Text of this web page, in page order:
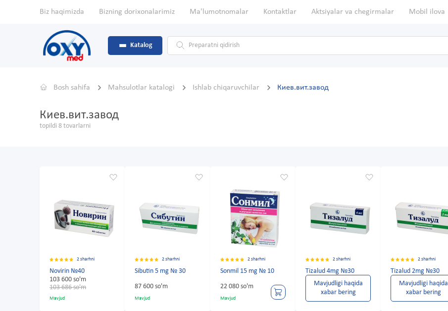
Biz haqimizda Bizning dorixonalarimiz Ma'lumotnomalar Kontaktlar Aktsiyalar va chegirmalar Mobil ilova
Katalog
Bosh sahifa Mahsulotlar katalogi Ishlab chiqaruvchilar Киев.вит.завод
Киев.вит.завод
topildi 8 tovarlarni
2 sharhni
Novirin №40
103 600 so'm
103 686 so'm
Mavjud
2 sharhni
Sibutin 5 mg № 30
87 600 so'm
Mavjud
2 sharhni
Sonmil 15 mg № 10
22 080 so'm
Mavjud
2 sharhni
Tizalud 4mg №30
Mavjudligi haqida
xabar bering
2 sharhni
Tizalud 2mg №30
Mavjudligi haqida
xabar bering